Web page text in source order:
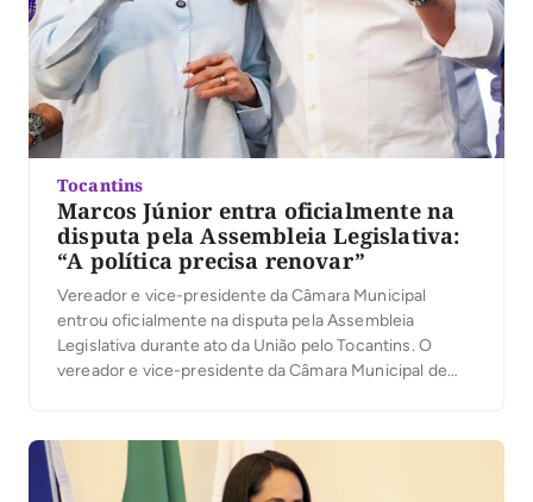
Tocantins
Marcos Júnior entra oficialmente na
disputa pela Assembleia Legislativa:
“A política precisa renovar”
Vereador e vice-presidente da Câmara Municipal
entrou oficialmente na disputa pela Assembleia
Legislativa durante ato da União pelo Tocantins. O
vereador e vice-presidente da Câmara Municipal de
União pelo Tocantins, realizada na última quarta-feira,
5, no Espaço Cultural José Gomes Sobrinho, […]